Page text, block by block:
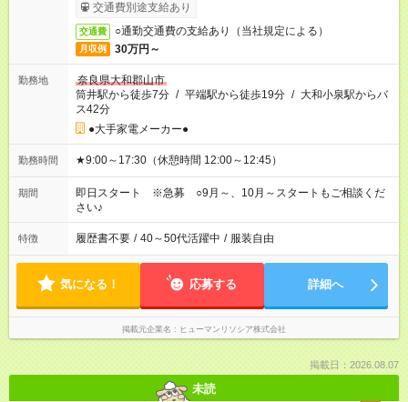
交通費別途支給あり
交通費 ○通勤交通費の支給あり（当社規定による）
月収例 30万円～
勤務地
奈良県大和郡山市
筒井駅から徒歩7分 / 平端駅から徒歩19分 / 大和小泉駅からバ
ス42分
●大手家電メーカー●
勤務時間 ★9:00～17:30（休憩時間 12:00～12:45）
期間
即日スタート ※急募 ○9月～、10月～スタートもご相談くだ
さい♪
特徴 履歴書不要 / 40～50代活躍中 / 服装自由
気になる！ 応募する 詳細へ
掲載元企業名 ヒューマンリソシア株式会社
掲載日：2026.08.07
未読